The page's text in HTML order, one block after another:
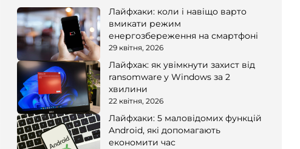
Лайфхаки: коли і навіщо варто
вмикати режим
енергозбереження на смартфоні
29 квітня, 2026
Лайфхак: як увімкнути захист від
ransomware у Windows за 2
хвилини
22 квітня, 2026
Лайфхаки: 5 маловідомих функцій
Android, які допомагають
економити час